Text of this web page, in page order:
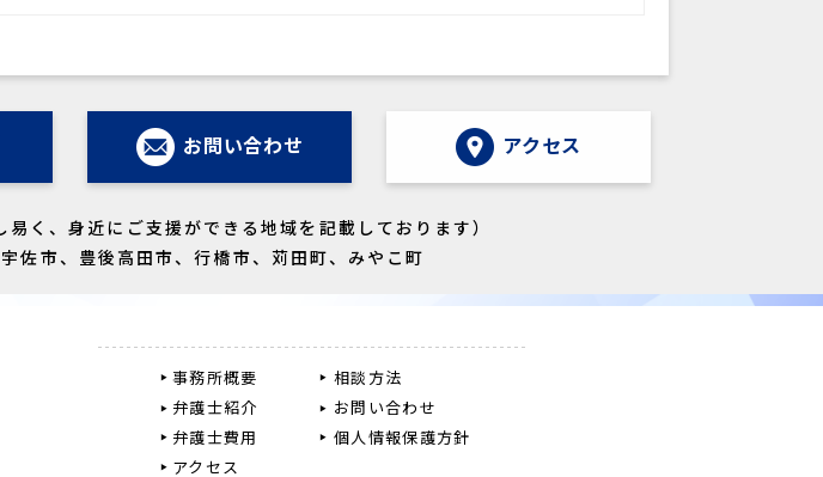
お問い合わせ アクセス
く、身近にご支援ができる地域を記載しております）
佐市、豊後高田市、行橋市、苅田町、みやこ町
相談方法
お問い合わせ
個人情報保護方針
事務所概要
弁護士紹介
弁護士費用
アクセス